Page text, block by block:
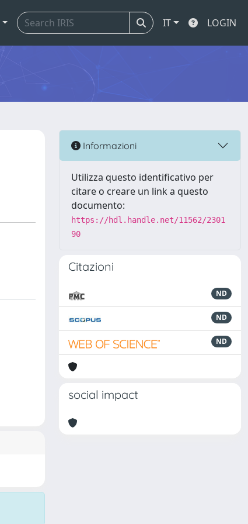
IT LOGIN
Informazioni
Utilizza questo identificativo per
citare o creare un link a questo
documento:
https://hdl.handle.net/11562/2301
90
Citazioni
ND
ND
ND
social impact